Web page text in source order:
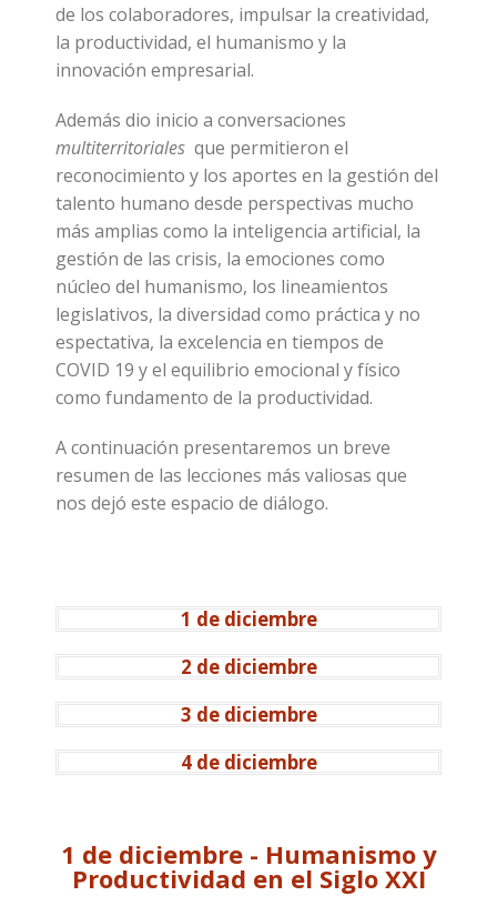
de los colaboradores, impulsar la creatividad,
la productividad, el humanismo y la
innovación empresarial.
Además dio inicio a conversaciones
multiterritoriales que permitieron el
reconocimiento y los aportes en la gestión del
talento humano desde perspectivas mucho
más amplias como la inteligencia artificial, la
gestión de las crisis, la emociones como
núcleo del humanismo, los lineamientos
legislativos, la diversidad como práctica y no
espectativa, la excelencia en tiempos de
COVID 19 y el equilibrio emocional y físico
como fundamento de la productividad.
A continuación presentaremos un breve
resumen de las lecciones más valiosas que
nos dejó este espacio de diálogo.
1 de diciembre
2 de diciembre
3 de diciembre
4 de diciembre
1 de diciembre - Humanismo y
Productividad en el Siglo XXI